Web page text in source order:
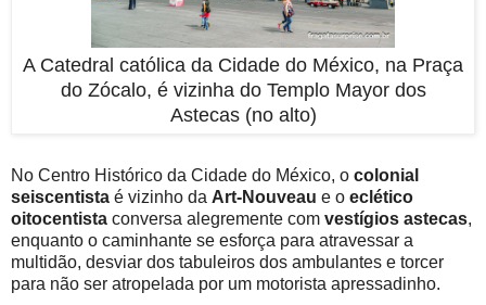
A Catedral católica da Cidade do México, na Praça
do Zócalo, é vizinha do Templo Mayor dos
Astecas (no alto)
No Centro Histórico da Cidade do México, o colonial
seiscentista é vizinho da Art-Nouveau e o eclético
oitocentista conversa alegremente com vestígios astecas,
enquanto o caminhante se esforça para atravessar a
multidão, desviar dos tabuleiros dos ambulantes e torcer
para não ser atropelada por um motorista apressadinho.